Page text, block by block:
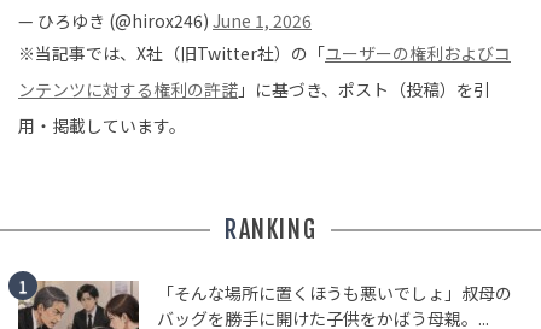
— ひろゆき (@hirox246) June 1, 2026
※当記事では、X社（旧Twitter社）の「ユーザーの権利およびコ
ンテンツに対する権利の許諾 」に基づき、ポスト（投稿）を引
用・掲載しています。
RANKING
「そんな場所に置くほうも悪いでしょ」叔母の
バッグを勝手に開けた子供をかばう母親。...